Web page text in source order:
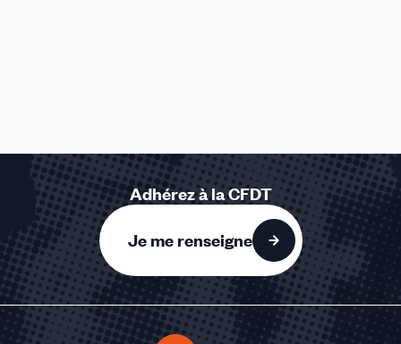
Adhérez à la CFDT
Je me renseigne